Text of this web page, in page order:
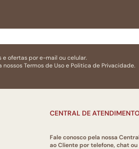
ofertas por e-mail ou celular.
nossosTermos de Usoe Politica de Privacidade.
CENTRAL DE
Fale conosco pela nossa
ao Cliente por telefone, chat